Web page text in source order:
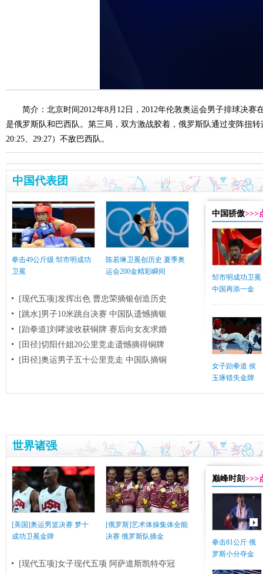
简介：北京时间2012年8月12日，2012年伦敦奥运会男子排球决赛
是俄罗斯队和巴西队。第三局，双方激战胶着，俄罗斯队通过变阵扭转
20:25、29:27）不敌巴西队。
中国代表团
拳击49公斤级 邹市明成功
卫冕
陈若琳卫冕创历史 夏季奥
运会200金精彩瞬间
[现代五项]发挥出色 曹忠荣摘银创造历史
[跳水]男子10米跳台决赛 中国队遗憾摘银
[跆拳道]刘哮波收获铜牌 赛后向女友求婚
[田径]切阳什姐20公里竞走遗憾摘得铜牌
[田径]奥运男子五十公里竞走 中国队摘铜
中国骄傲>>>
邹市明成功卫冕
中国再添一金
女子跆拳道 侯
玉琢错失金牌
世界诸强
[美国]奥运男篮决赛 梦十
成功卫冕金牌
[俄罗斯]艺术体操集体全能
决赛 俄罗斯队摘金
[现代五项]女子现代五项 阿萨道斯凯特夺冠
巅峰时刻>>>
拳击81公斤 俄
罗斯小分夺金